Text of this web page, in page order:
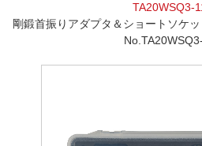
TA20WSQ3-
剛鍛首振りアダプタ＆ショートソケ